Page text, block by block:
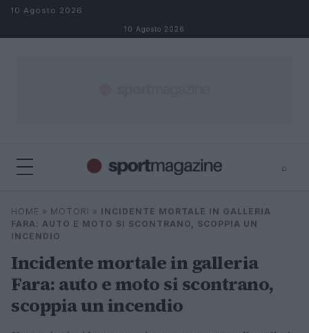
Salta al contenuto
10 Agosto 2026
10 Agosto 2026
⌕
Cerca
⌕
HOME » MOTORI » INCIDENTE MORTALE IN GALLERIA
FARA: AUTO E MOTO SI SCONTRANO, SCOPPIA UN
INCENDIO
Incidente mortale in galleria
Fara: auto e moto si scontrano,
scoppia un incendio